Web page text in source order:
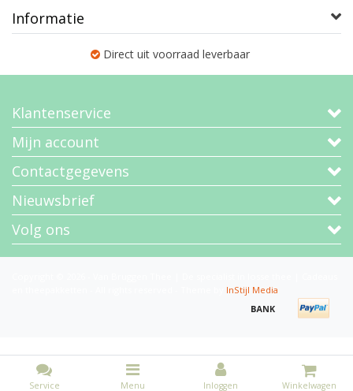
Informatie
Direct uit voorraad leverbaar
Klantenservice
Mijn account
Contactgegevens
Nieuwsbrief
Volg ons
InStijl Media
Service Menu Inloggen Winkelwagen